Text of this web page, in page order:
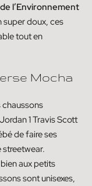
l’Environnement
doux, ces
tout en
Mocha
chaussons
1 Travis Scott
de faire ses
aux petits
sont unisexes,